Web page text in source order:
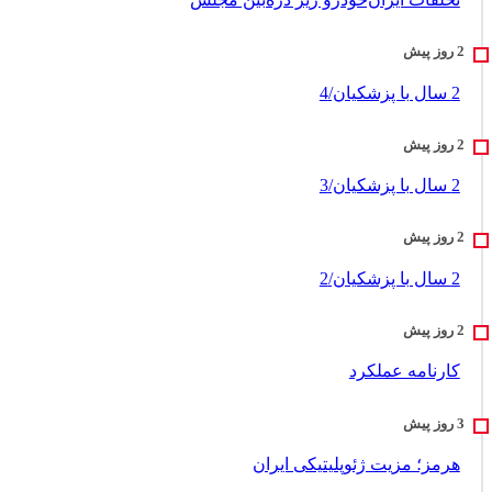
2 سال با پزشکیان/4
2 سال با پزشکیان/3
2 سال با پزشکیان/2
کارنامه عملکرد
هرمز؛ مزیت ژئوپلیتیکی ایران